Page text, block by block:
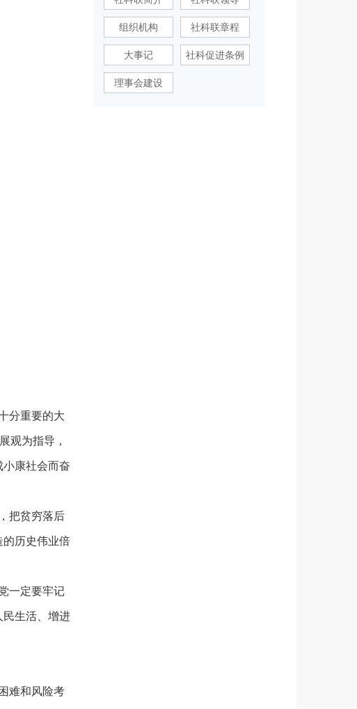
分重要的大
观为指导，
康社会而奋
把贫穷落后
的历史伟业倍
一定要牢记
民生活、增进
难和风险考
组织机构 社科联章程
大事记 社科促进条例
理事会建设